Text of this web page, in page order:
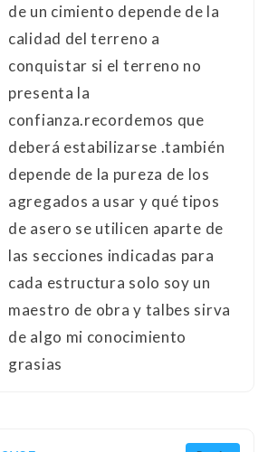
de un cimiento depende de la
calidad del terreno a
conquistar si el terreno no
presenta la
confianza.recordemos que
deberá estabilizarse .también
depende de la pureza de los
agregados a usar y qué tipos
de asero se utilicen aparte de
las secciones indicadas para
cada estructura solo soy un
maestro de obra y talbes sirva
de algo mi conocimiento
grasias